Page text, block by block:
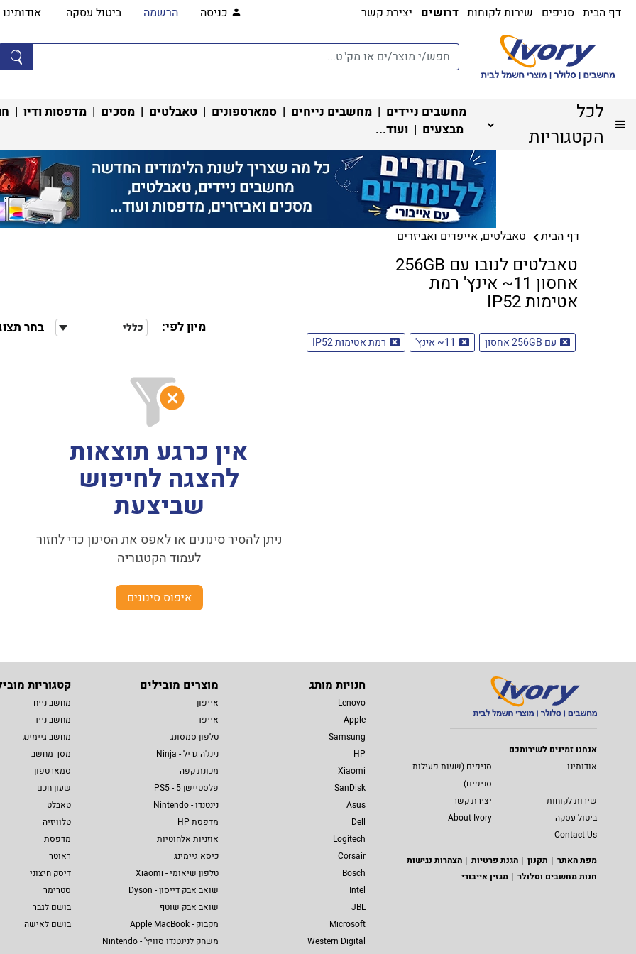
דף הבית סניפים שירות לקוחות דרושים יצירת קשר כניסה הרשמה ביטול עסקה אודותינו
לכל
הקטגוריות
מחשבים ניידים | מחשבים נייחים | סמארטפונים | טאבלטים | מסכים | מדפסות ודיו |
מבצעים | ועוד...
דף הבית טאבלטים, אייפדים ואביזרים
טאבלטים לנובו עם 256GB
אחסון 11~ אינץ' רמת
אטימות IP52
מיון לפי: כללי בחר
עם 256GB אחסון 11~ אינץ' רמת אטימות IP52
אין כרגע תוצאות
להצגה לחיפוש
שביצעת
ניתן להסיר סינונים או לאפס את הסינון כדי לחזור
לעמוד הקטגוריה
איפוס סינונים
אנחנו זמינים לשירותכם
אודותינו
סניפים (שעות פעילות
סניפים)
שירות לקוחות
יצירת קשר
ביטול עסקה
About Ivory
Contact Us
מפת האתר
תקנון הגנת פרטיות
הצהרות נגישות
חנות מחשבים וסלולר
מגזין אייבורי
חנויות מותג
Lenovo
Apple
Samsung
HP
Xiaomi
SanDisk
Asus
Dell
Logitech
Corsair
Bosch
Intel
JBL
Microsoft
Western Digital
מוצרים מובילים
אייפון
אייפד
טלפון סמסונג
נינג'ה גריל - Ninja
מכונת קפה
פלסטיישן 5 - PS5
נינטנדו - Nintendo
מדפסת HP
אוזניות אלחוטיות
כיסא גיימינג
טלפון שיאומי - Xiaomi
שואב אבק דייסון - Dyson
שואב אבק שוטף
מקבוק - Apple MacBook
משחק לנינטנדו סוויץ' - Nintendo
קטגוריות
מחשב נייח
מחשב נייד
מחשב גיימינג
מסך מחשב
סמארטפון
שעון חכם
טאבלט
טלוויזיה
מדפסת
ראוטר
דיסק חיצוני
סטרימר
בושם לגבר
בושם לאישה